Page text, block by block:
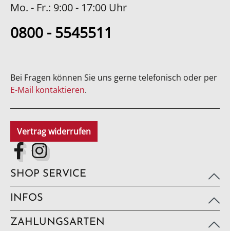
Mo. - Fr.: 9:00 - 17:00 Uhr
0800 - 5545511
Bei Fragen können Sie uns gerne telefonisch oder per
E-Mail kontaktieren.
Vertrag widerrufen
SHOP SERVICE
INFOS
ZAHLUNGSARTEN